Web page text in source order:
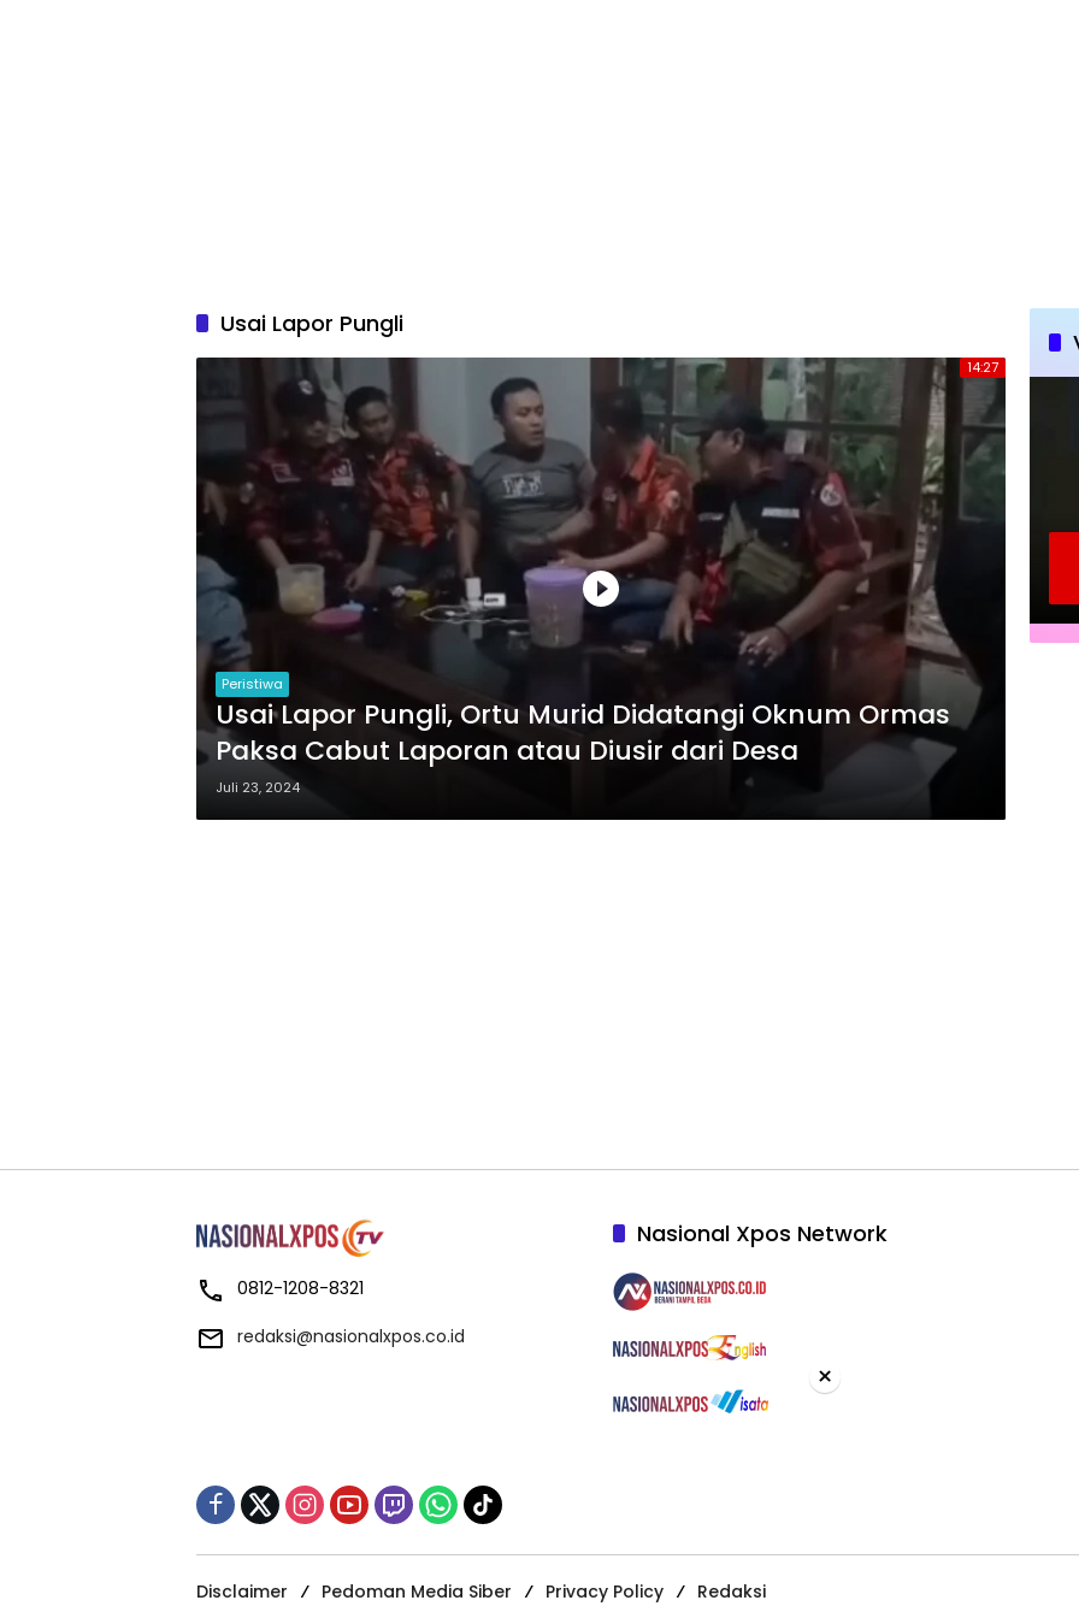
Usai Lapor Pungli
14:27
Peristiwa
Usai Lapor Pungli, Ortu Murid Didatangi Oknum Ormas
Paksa Cabut Laporan atau Diusir dari Desa
Juli 23, 2024
0812-1208-8321
redaksi@nasionalxpos.co.id
Nasional Xpos Network
Disclaimer Pedoman Media Siber Privacy Policy Redaksi
×